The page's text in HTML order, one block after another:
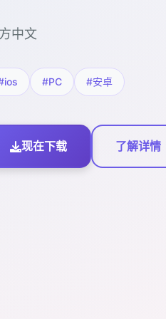
中文
#PC #安卓
现在下载 了解详情